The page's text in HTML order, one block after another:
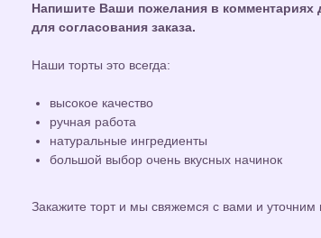
Напишите Ваши пожелания в комментариях
для согласования заказа.
Наши торты это всегда:
высокое качество
ручная работа
натуральные ингредиенты
большой выбор очень вкусных начинок
Закажите торт и мы свяжемся с вами и уточним